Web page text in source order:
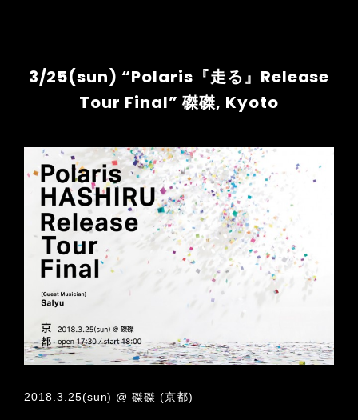
3/25(sun) “Polaris『走る』Release
Tour Final” 磔磔, Kyoto
2018.3.25(sun) @ 磔磔 (京都)